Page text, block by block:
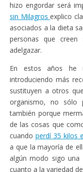
hizo engordar será
sin Milagrosexplico
asociados a la dieta
personas que creen
adelgazar.
En estos años he
introduciendo más
sustituyen a otros
organismo, no sólo
también porque
de las cosas que
cuando perdí 35 kilos
a que la mayoría de
algún modo sigo una
cuanto a la variedad